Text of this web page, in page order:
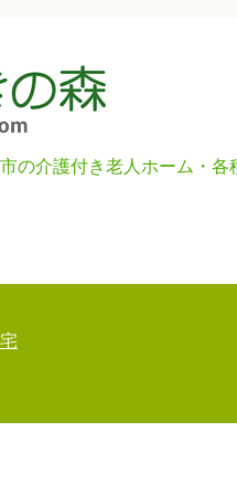
介護付き老人ホーム・